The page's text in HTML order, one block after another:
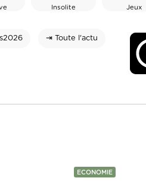
Insolite Jeux
⇥ Toute l'actu
ECONOMIE